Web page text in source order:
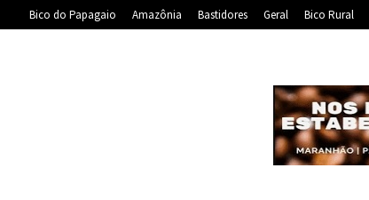
Bico do Papagaio Amazônia Bastidores Geral Bico Rural